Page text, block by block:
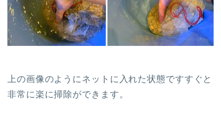
上の画像のようにネットに入れた状態ですすぐと
非常に楽に掃除ができます。